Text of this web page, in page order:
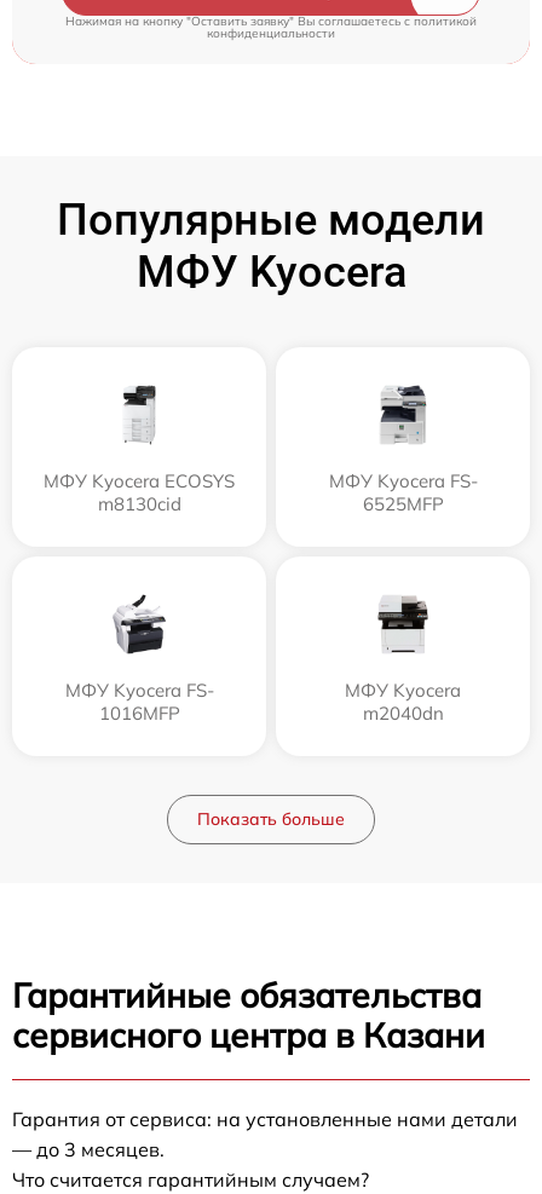
Нажимая на кнопку "Оставить заявку" Вы соглашаетесь c политикой
конфиденциальности
Популярные модели
МФУ Kyocera
МФУ Kyocera ECOSYS
m8130cid
МФУ Kyocera FS-
6525MFP
МФУ Kyocera FS-
1016MFP
МФУ Kyocera
m2040dn
Показать больше
Гарантийные обязательства
сервисного центра в Казани
Гарантия от сервиса: на установленные нами детали
— до 3 месяцев.
Что считается гарантийным случаем?